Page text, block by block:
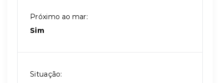
Próximo ao mar:
Sim
Situação: